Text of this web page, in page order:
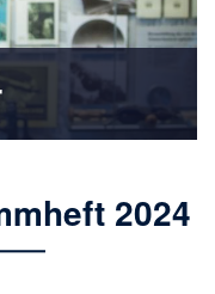
2024